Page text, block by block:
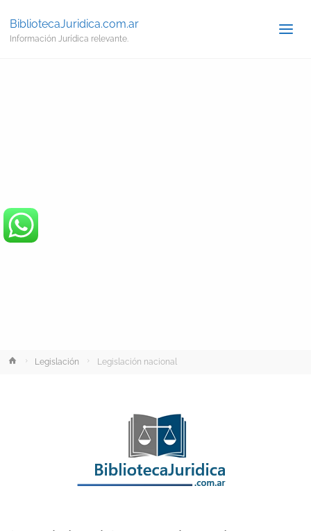
BibliotecaJuridica.com.ar
Información Jurídica relevante.
InicioLegislación Legislación nacional